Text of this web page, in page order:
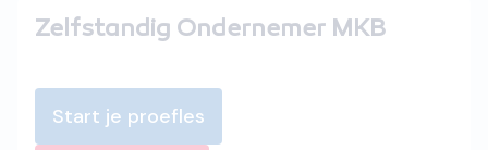
Zelfstandig Ondernemer MKB
Start je proefles